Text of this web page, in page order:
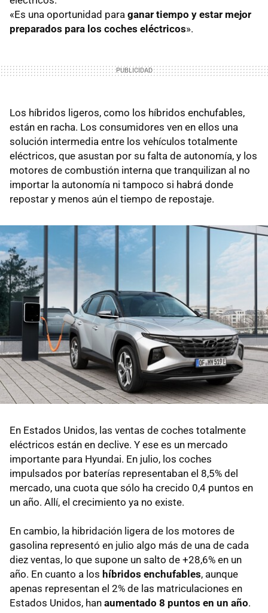
«Es una oportunidad para ganar tiempo y estar mejor
preparados para los coches eléctricos».
Los híbridos ligeros, como los híbridos enchufables,
están en racha. Los consumidores ven en ellos una
solución intermedia entre los vehículos totalmente
eléctricos, que asustan por su falta de autonomía, y los
motores de combustión interna que tranquilizan al no
importar la autonomía ni tampoco si habrá donde
repostar y menos aún el tiempo de repostaje.
En Estados Unidos, las ventas de coches totalmente
eléctricos están en declive. Y ese es un mercado
importante para Hyundai. En julio, los coches
impulsados por baterías representaban el 8,5% del
mercado, una cuota que sólo ha crecido 0,4 puntos en
un año. Allí, el crecimiento ya no existe.
En cambio, la hibridación ligera de los motores de
gasolina representó en julio algo más de una de cada
diez ventas, lo que supone un salto de +28,6% en un
año. En cuanto a los híbridos enchufables, aunque
apenas representan el 2% de las matriculaciones en
Estados Unidos, han aumentado 8 puntos en un año.